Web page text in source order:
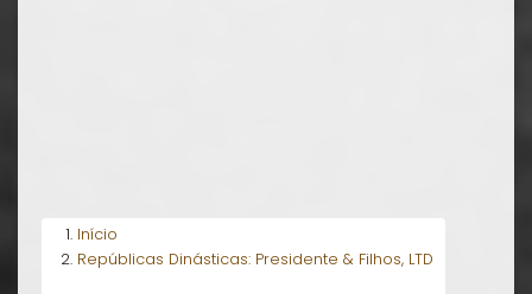
Início
Repúblicas Dinásticas: Presidente & Filhos, LTD